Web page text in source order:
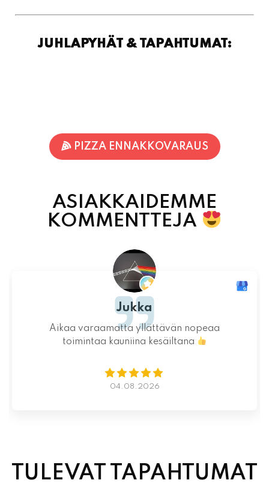
JUHLAPYHÄT & TAPAHTUMAT:
PIZZA ENNAKKOVARAUS
ASIAKKAIDEMME
KOMMENTTEJA
Jukka
Aikaa varaamatta yllättävän nopeaa
toimintaa kauniina kesäiltana
04.08.2026
TULEVAT TAPAHTUMAT